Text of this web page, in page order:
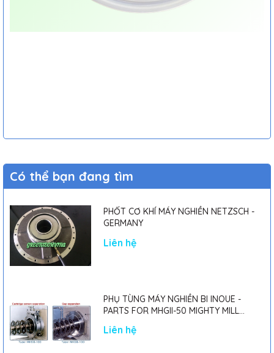
Có thể bạn đang tìm
PHỐT CƠ KHÍ MÁY NGHIỀN NETZSCH -
GERMANY
Liên hệ
PHỤ TÙNG MÁY NGHIỀN BI INOUE -
PARTS FOR MHGII-50 MIGHTY MILL
Liên hệ